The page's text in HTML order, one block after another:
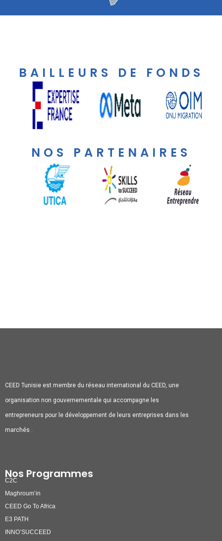
BAILLEURS DE FONDS
NOS PARTENAIRES
CEED Tunisie est membre du réseau international du CEED, une
organisation non gouvernementale qui accompagne les
entrepreneurs pour le développement de leurs entreprises dans les
marchés .
Nos Programmes
C2C
Maghroum’in
CEED Go To Africa
E3 PATH
INNO’SUCCEED